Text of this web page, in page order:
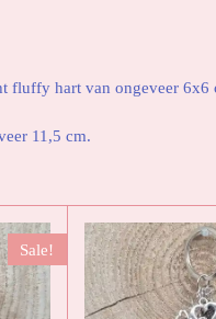
fluffy hart van ongeveer
11,5 cm.
Sale!